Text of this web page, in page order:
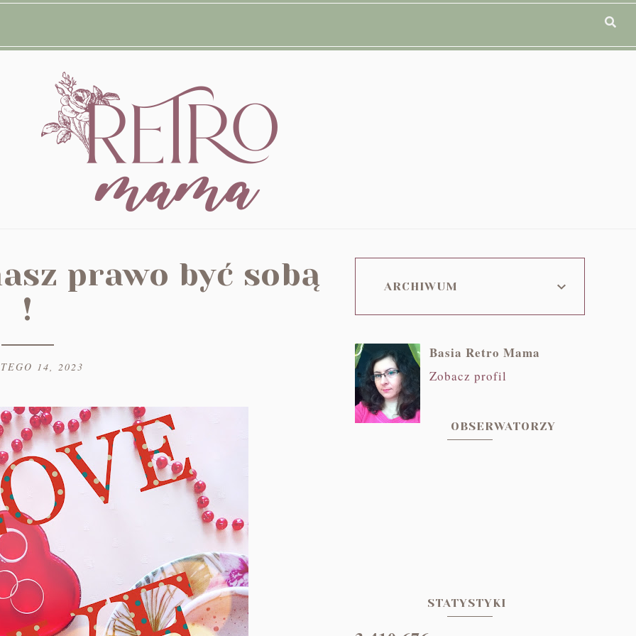
prawo być sobą
!
14, 2023
ARCHIWUM
Basia Retro Mama
Zobacz profil
OBSERWATORZY
STATYSTYKI